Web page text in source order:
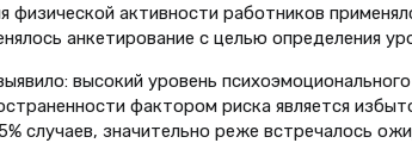
физической активности работников
анкетирование с целью определения
высокий уровень
фактором риска является
случаев, значительно реже встречалось